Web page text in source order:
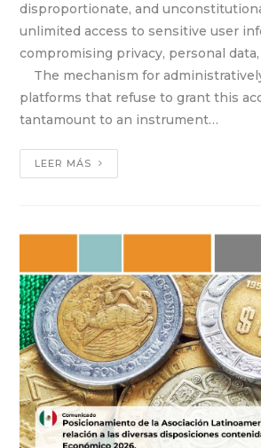
disproportionate, and
unlimited access to sensitive user
compromising privacy, personal
The mechanism for
platforms that refuse to grant this
tantamount to an instrument…
LEER MÁS